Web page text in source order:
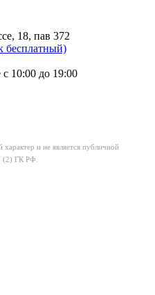
18, пав 372
бесплатный)
с 10:00 до 19:00
характер и не является публичной
(2) ГК РФ.